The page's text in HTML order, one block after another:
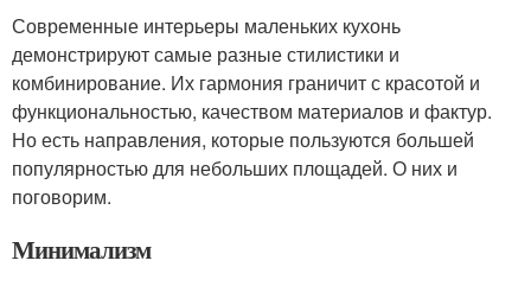
Современные интерьеры маленьких кухонь
демонстрируют самые разные стилистики и
комбинирование. Их гармония граничит с красотой и
функциональностью, качеством материалов и фактур.
Но есть направления, которые пользуются большей
популярностью для небольших площадей. О них и
поговорим.
Минимализм